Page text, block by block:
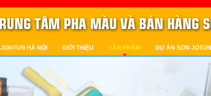
JONTUN HÀ NỘI GIỚI THIỆU SẢN PHẨM DỰ ÁN SƠN JOTUN